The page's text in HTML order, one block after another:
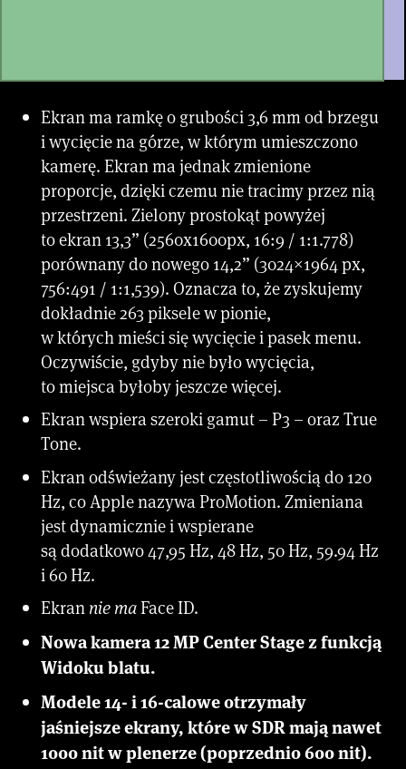
Ekran ma ramkę o grubości 3,6 mm od brzegu
i wycięcie na górze, w którym umieszczono
kamerę. Ekran ma jednak zmienione
proporcje, dzięki czemu nie tracimy przez nią
przestrzeni. Zielony prostokąt powyżej
to ekran 13,3” (2560x1600px, 16:9 / 1:1.778)
porównany do nowego 14,2” (3024×1964 px,
756:491 / 1:1,539). Oznacza to, że zyskujemy
dokładnie 263 piksele w pionie,
w których mieści się wycięcie i pasek menu.
Oczywiście, gdyby nie było wycięcia,
to miejsca byłoby jeszcze więcej.
Ekran wspiera szeroki gamut – P3 – oraz True
Tone.
Ekran odświeżany jest częstotliwością do 120
Hz, co Apple nazywa ProMotion. Zmieniana
jest dynamicznie i wspierane
są dodatkowo 47,95 Hz, 48 Hz, 50 Hz, 59.94 Hz
i 60 Hz.
Ekran nie maFace ID.
Nowa kamera 12 MP Center Stage z funkcją
Widoku blatu.
Modele 14- i 16-calowe otrzymały
jaśniejsze ekrany, które w SDR mają nawet
1000 nit w plenerze (poprzednio 600 nit).